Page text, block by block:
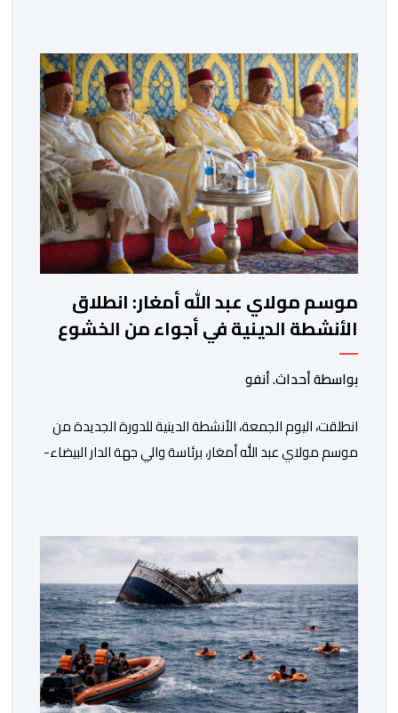
المحدد سلفا طبقا لمقتضیات المقرر الوزاري رقم 047.26
الصادر بتاریخ 3 یولیوز 2026 بشأن تنظیم السنة الدراسیة.
وأوضحت الوزارة، في بلاغ، أن أطر […]
موسم مولاي عبد الله أمغار: انطلاق
الأنشطة الدينية في أجواء من الخشوع
الروحي
بواسطة أحداث. أنفو
انطلقت، اليوم الجمعة، الأنشطة الدينية للدورة الجديدة من
موسم مولاي عبد الله أمغار، برئاسة والي جهة الدار البيضاء-
المحلي للجديدة، وذلك بحضور شخصيات مدنية وعسكرية
ودينية. وجرت مراسيم افتتاح فعاليات الموسم بالخيمة
الرسمية، حيث أُلقيت كلمات كل من رئيس المجلس […]